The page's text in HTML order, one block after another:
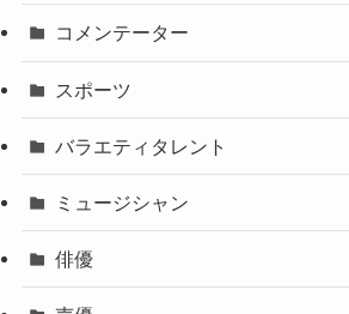
コメンテーター
スポーツ
バラエティタレント
ミュージシャン
俳優